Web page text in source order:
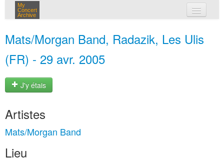
My
Concert
Archive
Mats/Morgan Band, Radazik, Les Ulis
(FR) - 29 avr. 2005
J'y étais
Artistes
Mats/Morgan Band
Lieu